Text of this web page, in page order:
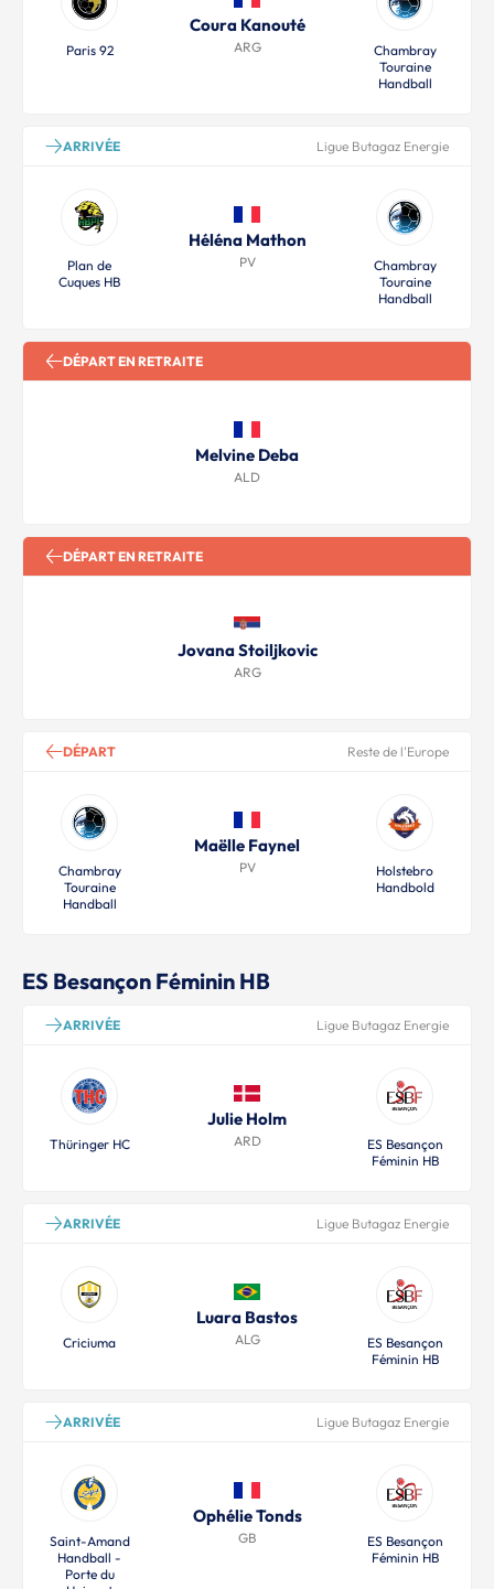
Paris 92
Coura Kanouté
ARG
Chambray
Touraine
Handball
ARRIVÉE Ligue Butagaz Energie
Plan de
Cuques HB
Héléna Mathon
PV
Chambray
Touraine
Handball
DÉPART EN RETRAITE
Melvine Deba
ALD
DÉPART EN RETRAITE
Jovana Stoiljkovic
ARG
DÉPART Reste de l'Europe
Chambray
Touraine
Handball
Maëlle Faynel
PV
Holstebro
Handbold
ES Besançon Féminin HB
ARRIVÉE Ligue Butagaz Energie
Thüringer HC
Julie Holm
ARD
ES Besançon
Féminin HB
ARRIVÉE Ligue Butagaz Energie
Criciuma
Luara Bastos
ALG
ES Besançon
Féminin HB
ARRIVÉE Ligue Butagaz Energie
Saint-Amand
Handball -
Porte du
Ophélie Tonds
GB
ES Besançon
Féminin HB